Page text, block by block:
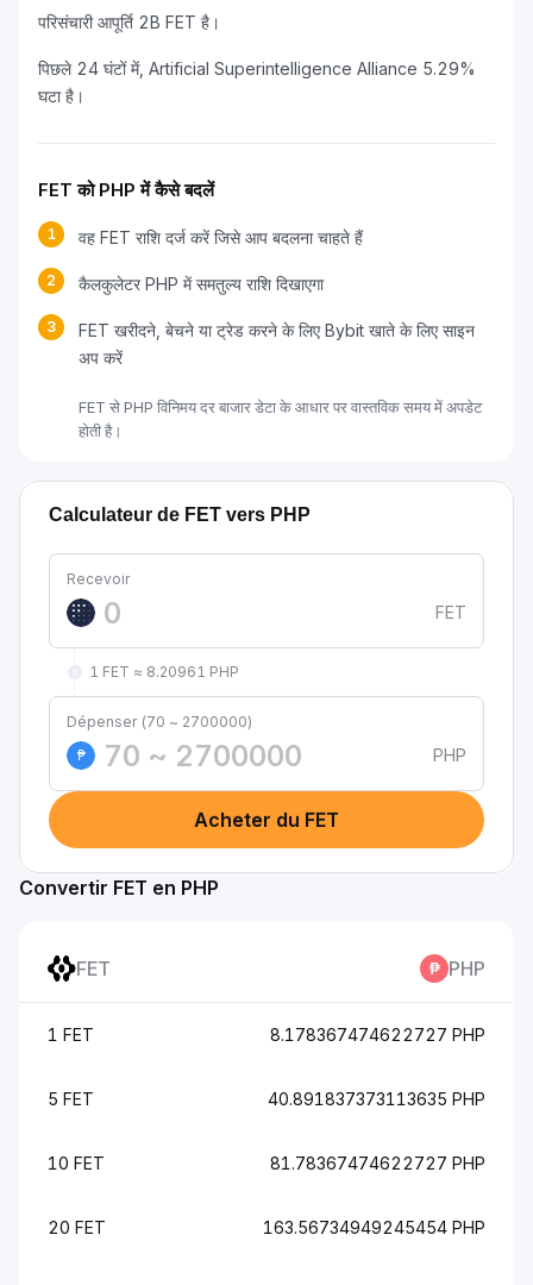
परिसंचारी आपूर्ति 2B FET है।
पिछले 24 घंटों में, Artificial Superintelligence Alliance 5.29%
घटा है।
FET को PHP में कैसे बदलें
1 वह FET राशि दर्ज करें जिसे आप बदलना चाहते हैं
2 कैलकुलेटर PHP में समतुल्य राशि दिखाएगा
3
FET खरीदने, बेचने या ट्रेड करने के लिए Bybit खाते के लिए साइन
अप करें
FET से PHP विनिमय दर बाजार डेटा के आधार पर वास्तविक समय में अपडेट
होती है।
Calculateur de FET vers PHP
Recevoir
FET
1 FET ≈ 8.20961 PHP
Dépenser (70 ~ 2700000)
₱
PHP
Acheter du FET
Convertir FET en PHP
FET PHP
1 FET 8.178367474622727 PHP
5 FET 40.891837373113635 PHP
10 FET 81.78367474622727 PHP
20 FET 163.56734949245454 PHP